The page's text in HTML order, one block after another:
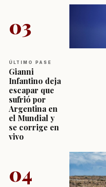
03
ÚLTIMO PASE
Gianni
Infantino deja
escapar que
sufrió por
Argentina en
el Mundial y
se corrige en
vivo
04